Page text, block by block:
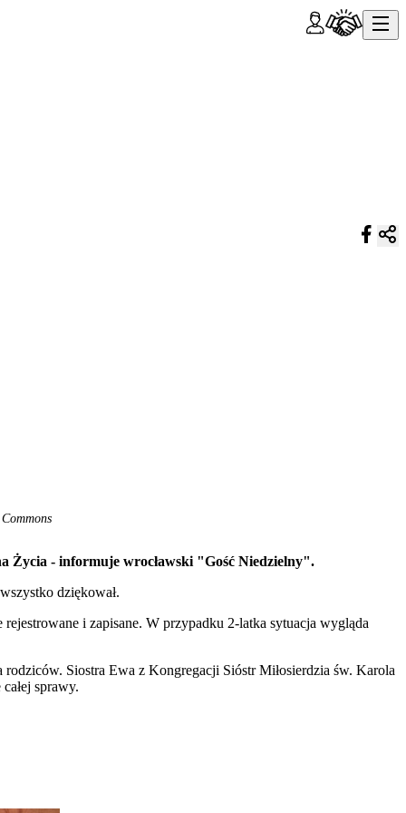
Życia - informuje wrocławski "Gość Niedzielny".
dziękował.
i zapisane. W przypadku 2-latka sytuacja wygląda
Siostra Ewa z Kongregacji Sióstr Miłosierdzia św. Karola
sprawy.